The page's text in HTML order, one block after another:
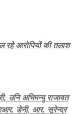
आरोपियों की तलाश
उनि अभिमन्यु राजावत
डेनी, आर. सुरेन्द्र